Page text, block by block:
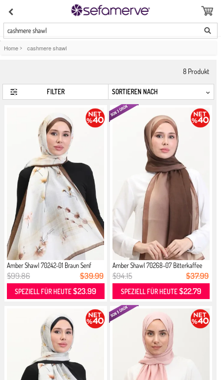
cashmere shawl
Home > cashmere shawl
8 Produkt
FILTER
Amber Shawl 70242-01 Braun Senf
$99.86 $39.99
SPEZIELL FÜR HEUTE$23.99
Amber Shawl 70268-07 Bitterkaffee
$94.15 $37.99
SPEZIELL FÜR HEUTE$22.79